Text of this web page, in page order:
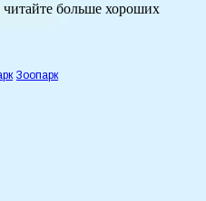
читайте больше хороших
Зоопарк